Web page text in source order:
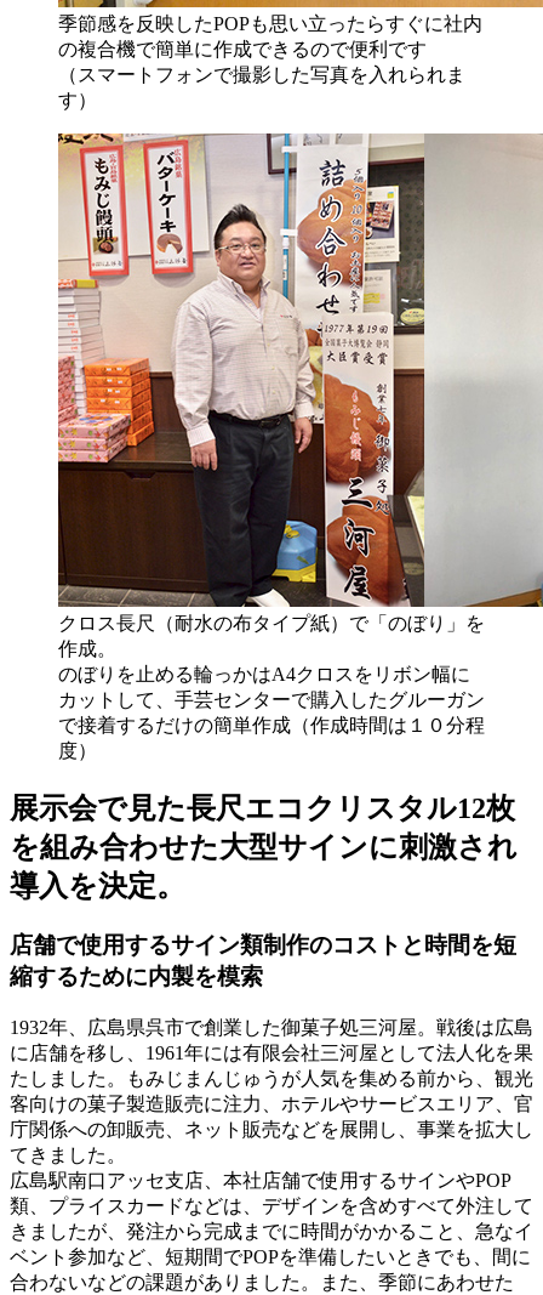
季節感を反映したPOPも思い立ったらすぐに社内
の複合機で簡単に作成できるので便利です
（スマートフォンで撮影した写真を入れられま
す）
クロス長尺（耐水の布タイプ紙）で「のぼり」を
作成。
のぼりを止める輪っかはA4クロスをリボン幅に
カットして、手芸センターで購入したグルーガン
で接着するだけの簡単作成（作成時間は１０分程
度）
展示会で見た長尺エコクリスタル12枚
を組み合わせた大型サインに刺激され
導入を決定。
店舗で使用するサイン類制作のコストと時間を短
縮するために内製を模索
1932年、広島県呉市で創業した御菓子処三河屋。戦後は広島
に店舗を移し、1961年には有限会社三河屋として法人化を果
たしました。もみじまんじゅうが人気を集める前から、観光
客向けの菓子製造販売に注力、ホテルやサービスエリア、官
庁関係への卸販売、ネット販売などを展開し、事業を拡大し
てきました。
広島駅南口アッセ支店、本社店舗で使用するサインやPOP
類、プライスカードなどは、デザインを含めすべて外注して
きましたが、発注から完成までに時間がかかること、急なイ
ベント参加など、短期間でPOPを準備したいときでも、間に
合わないなどの課題がありました。また、季節にあわせた